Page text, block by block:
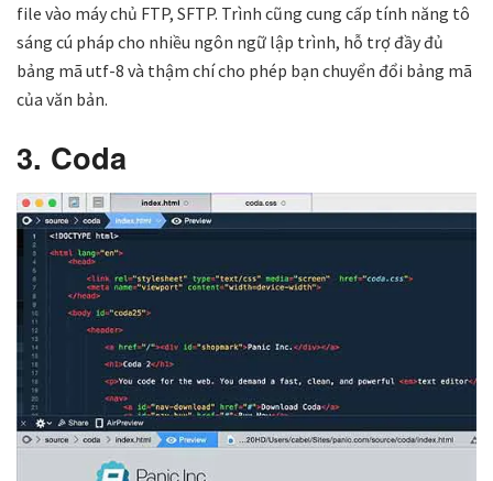
file vào máy chủ FTP, SFTP. Trình cũng cung cấp tính năng tô
sáng cú pháp cho nhiều ngôn ngữ lập trình, hỗ trợ đầy đủ
bảng mã utf-8 và thậm chí cho phép bạn chuyển đổi bảng mã
của văn bản.
3. Coda